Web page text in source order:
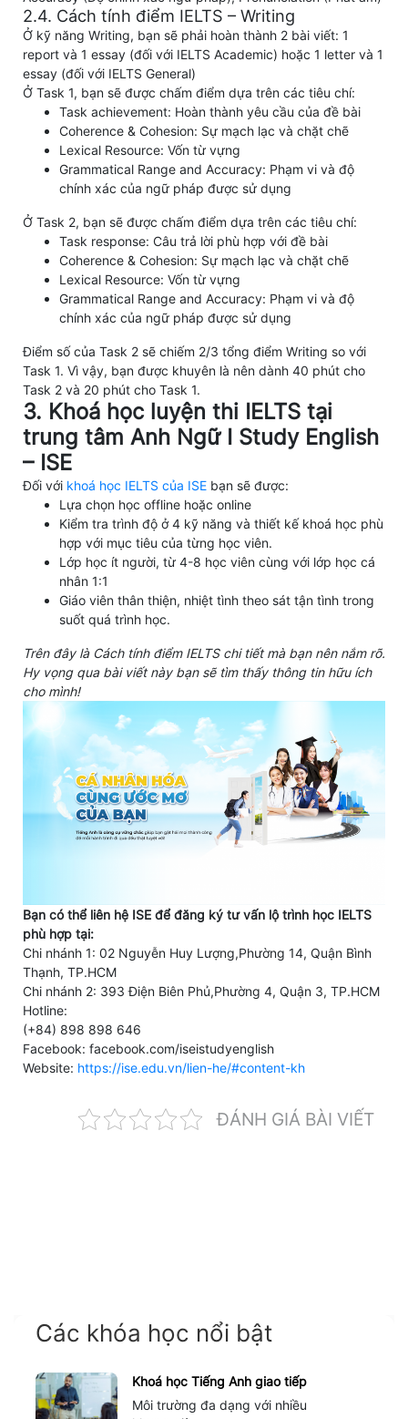
2.4. Cách tính điểm IELTS – Writing
Ở kỹ năng Writing, bạn sẽ phải hoàn thành 2 bài viết: 1
report và 1 essay (đối với IELTS Academic) hoặc 1 letter và 1
essay (đối với IELTS General)
Ở Task 1, bạn sẽ được chấm điểm dựa trên các tiêu chí:
Task achievement: Hoàn thành yêu cầu của đề bài
Coherence & Cohesion: Sự mạch lạc và chặt chẽ
Lexical Resource: Vốn từ vựng
Grammatical Range and Accuracy: Phạm vi và độ
chính xác của ngữ pháp được sử dụng
Ở Task 2, bạn sẽ được chấm điểm dựa trên các tiêu chí:
Task response: Câu trả lời phù hợp với đề bài
Coherence & Cohesion: Sự mạch lạc và chặt chẽ
Lexical Resource: Vốn từ vựng
Grammatical Range and Accuracy: Phạm vi và độ
chính xác của ngữ pháp được sử dụng
Điểm số của Task 2 sẽ chiếm 2/3 tổng điểm Writing so với
Task 1. Vì vậy, bạn được khuyên là nên dành 40 phút cho
Task 2 và 20 phút cho Task 1.
3. Khoá học luyện thi IELTS tại
trung tâm Anh Ngữ I Study English
– ISE
Đối với khoá học IELTS của ISE bạn sẽ được:
Lựa chọn học offline hoặc online
Kiểm tra trình độ ở 4 kỹ năng và thiết kế khoá học phù
hợp với mục tiêu của từng học viên.
Lớp học ít người, từ 4-8 học viên cùng với lớp học cá
nhân 1:1
Giáo viên thân thiện, nhiệt tình theo sát tận tình trong
suốt quá trình học.
Trên đây là Cách tính điểm IELTS chi tiết mà bạn nên nắm rõ.
Hy vọng qua bài viết này bạn sẽ tìm thấy thông tin hữu ích
cho mình!
Bạn có thể liên hệ ISE để đăng ký tư vấn lộ trình học IELTS
phù hợp tại:
Chi nhánh 1: 02 Nguyễn Huy Lượng,Phường 14, Quận Bình
Thạnh, TP.HCM
Chi nhánh 2: 393 Điện Biên Phủ,Phường 4, Quận 3, TP.HCM
Hotline:
(+84) 898 898 646
Facebook: facebook.com/iseistudyenglish
Website: https://ise.edu.vn/lien-he/#content-kh
ĐÁNH GIÁ BÀI VIẾT
Các khóa học nổi bật
Khoá học Tiếng Anh giao tiếp
Môi trường đa dạng với nhiều